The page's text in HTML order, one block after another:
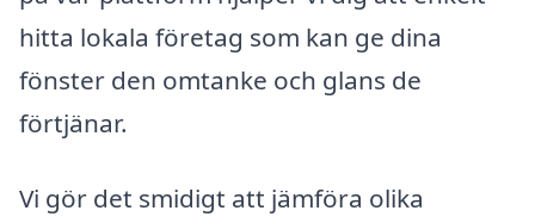
hitta lokala företag som kan ge dina
fönster den omtanke och glans de
förtjänar.
Vi gör det smidigt att jämföra olika